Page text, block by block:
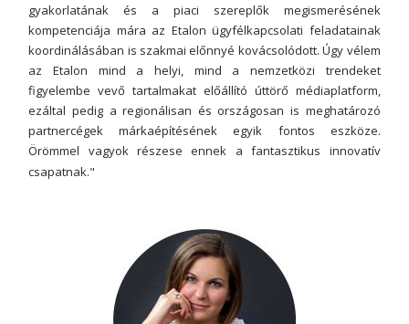
gyakorlatának és a piaci szereplők megismerésének
kompetenciája mára az Etalon ügyfélkapcsolati feladatainak
koordinálásában is szakmai előnnyé kovácsolódott. Úgy vélem
az Etalon mind a helyi, mind a nemzetközi trendeket
figyelembe vevő tartalmakat előállító úttörő médiaplatform,
ezáltal pedig a regionálisan és országosan is meghatározó
partnercégek márkaépítésének egyik fontos eszköze.
Örömmel vagyok részese ennek a fantasztikus innovatív
csapatnak."